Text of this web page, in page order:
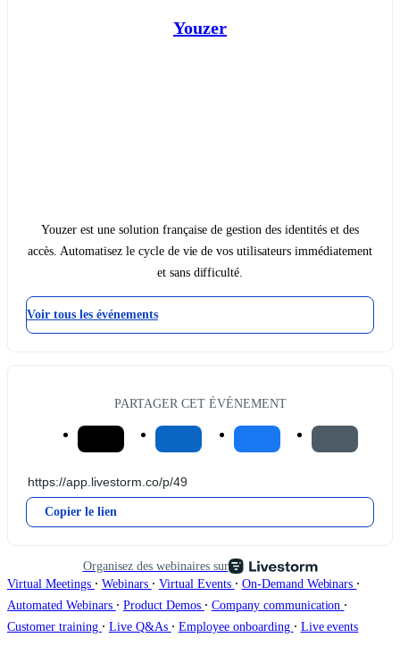
Youzer
Youzer est une solution française de gestion des identités et des
accès. Automatisez le cycle de vie de vos utilisateurs immédiatement
et sans difficulté.
Voir tous les événements
PARTAGER CET ÉVÉNEMENT
Copier le lien
Organisez des webinaires sur
Virtual Meetings ∙ Webinars ∙ Virtual Events ∙ On-Demand Webinars ∙
Automated Webinars ∙ Product Demos ∙ Company communication ∙
Customer training ∙ Live Q&As ∙ Employee onboarding ∙ Live events